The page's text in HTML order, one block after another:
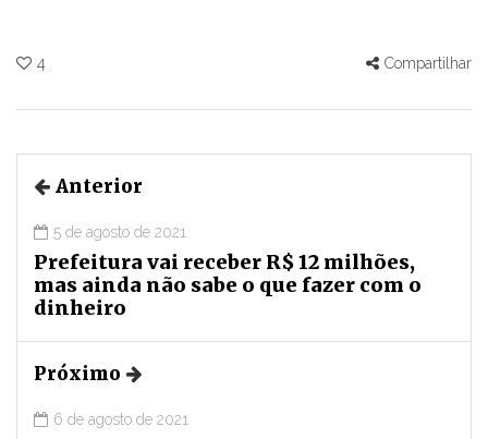
4 Compartilhar
Anterior
5 de agosto de 2021
Prefeitura vai receber R$ 12 milhões,
mas ainda não sabe o que fazer com o
dinheiro
Próximo
6 de agosto de 2021